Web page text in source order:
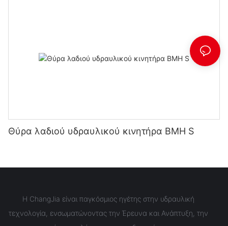
Θύρα λαδιού υδραυλικού κινητήρα BMH S
Η ChangJia είναι παγκόσμιος ηγέτης στην υδραυλική
τεχνολογία, ενσωματώνοντας την Έρευνα και Ανάπτυξη, την